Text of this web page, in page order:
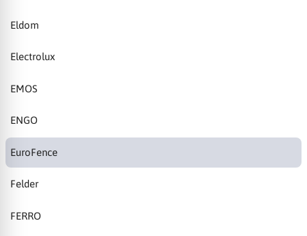
Eldom
Electrolux
EMOS
ENGO
EuroFence
Felder
FERRO